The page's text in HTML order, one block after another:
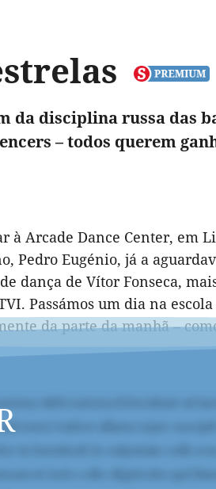
da disciplina russa das
– todos querem
à Arcade Dance Center, em
Pedro Eugénio, já a
dança de Vítor Fonseca,
Passámos um dia na
da parte da manhã –